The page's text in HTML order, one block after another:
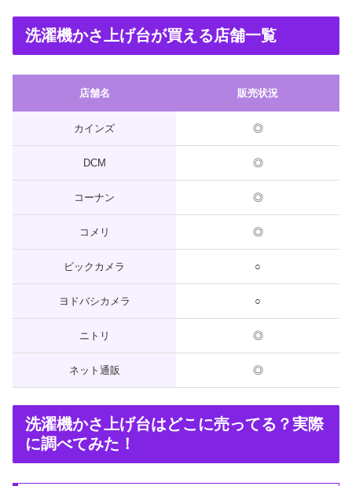
洗濯機かさ上げ台が買える店舗一覧
店舗名 販売状況
カインズ ◎
DCM ◎
コーナン ◎
コメリ ◎
ビックカメラ ○
ヨドバシカメラ ○
ニトリ ◎
ネット通販 ◎
洗濯機かさ上げ台はどこに売ってる？実際
に調べてみた！